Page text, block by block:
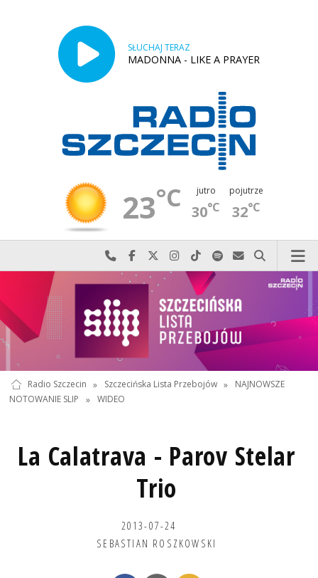
SŁUCHAJ TERAZ
MADONNA - LIKE A PRAYER
23°C jutro
30°C
pojutrze
32°C
Najlepiej po prostu do nas zadzwoń
Odwiedź nas na Facebook-u
Odwiedź nas na X
Odwiedź nas na Instagram-ie
Odwiedź nas na TikTok-u
Szukaj nas na Spotify
Wyślij do nas
Szukaj
Radio Szczecin » Szczecińska Lista Przebojów »
NAJNOWSZE
NOTOWANIE SLIP
» WIDEO
La Calatrava - Parov Stelar
Trio
2013-07-24
SEBASTIAN ROSZKOWSKI